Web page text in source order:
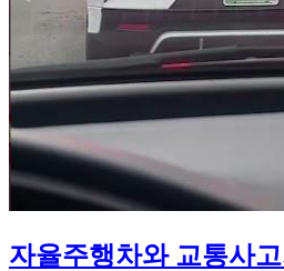
자율주행차와 교통사